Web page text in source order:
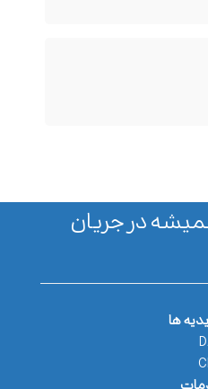
همیشه در جریان
ها